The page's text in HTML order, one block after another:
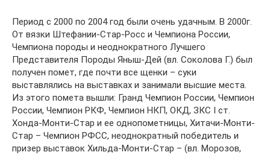
Период с 2000 по 2004 год были очень удачным. В 2000г.
От вязки Штефании-Стар-Росс и Чемпиона России,
Чемпиона породы и неоднократного Лучшего
Представителя Породы Яныш-Дей (вл. Соколова Г.) был
получен помет, где почти все щенки – суки
выставлялись на выставках и занимали высшие места.
Из этого помета вышли: Гранд Чемпион России, Чемпион
России, Чемпион РКФ, Чемпион НКП, ОКД, ЗКС I ст.
Хонда-Монти-Стар и ее однопометницы, Хитачи-Монти-
Стар – Чемпион РФСС, неоднократный победитель и
призер выставок Хильда-Монти-Стар – (вл. Морозов,